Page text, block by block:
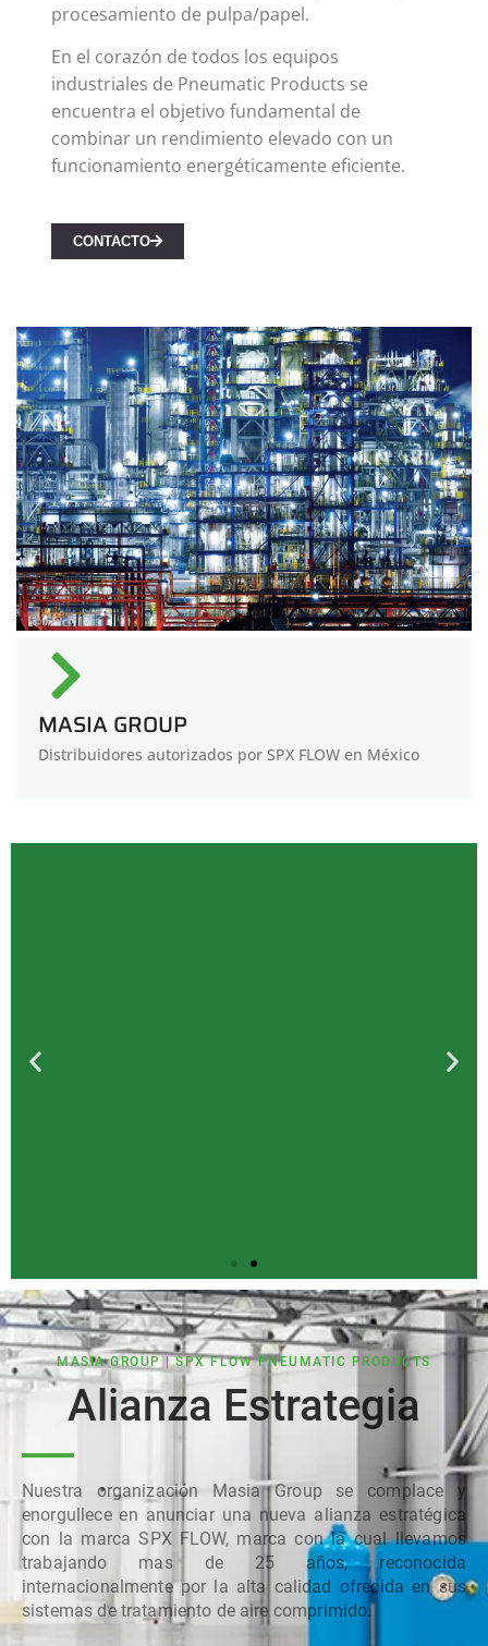
procesamiento de pulpa/papel.
En el corazón de todos los equipos
industriales de Pneumatic Products se
encuentra el objetivo fundamental de
combinar un rendimiento elevado con un
funcionamiento energéticamente eficiente.
CONTACTO
MASIA GROUP
Distribuidores autorizados por SPX FLOW en México
Secadores de aire
refrigerados
La serie ESM reduce
significativamente el costo total de
INICIATIVA DE AHORRO DE
ENERGÍA
MASIA GROUP | SPX FLOW PNEUMATIC PRODUCTS
Alianza Estrategia
Nuestra organización Masia Group se complace y
enorgullece en anunciar una nueva alianza estratégica
con la marca SPX FLOW, marca con la cual llevamos
trabajando mas de 25 años, reconocida
internacionalmente por la alta calidad ofrecida en sus
sistemas de tratamiento de aire comprimido.